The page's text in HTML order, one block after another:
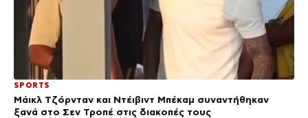
SPORTS
Μάικλ Τζόρνταν και Ντέιβιντ Μπέκαμ συναντήθηκαν
ξανά στο Σεν Τροπέ στις διακοπές τους